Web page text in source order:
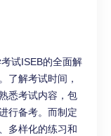
试ISEB的全面解
了解考试时间，
悉考试内容，包
行备考。而制定
多样化的练习和